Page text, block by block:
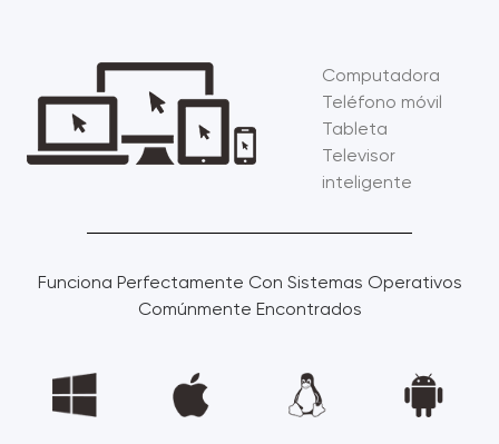
Computadora
Teléfono móvil
Tableta
Televisor
inteligente
Funciona Perfectamente Con Sistemas Operativos
Comúnmente Encontrados